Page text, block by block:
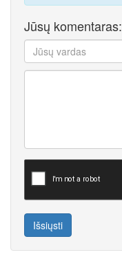
Jūsų komentaras:
Išsiųsti